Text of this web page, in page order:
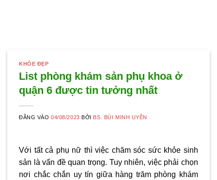
KHỎE ĐẸP
List phòng khám sản phụ khoa ở
quận 6 được tin tưởng nhất
ĐĂNG VÀO04/08/2023 BỞI BS. BÙI MINH UYÊN
Với tất cả phụ nữ thì việc chăm sóc sức khỏe sinh
sản là vấn đề quan trọng. Tuy nhiên, việc phải chọn
nơi chắc chắn uy tín giữa hàng trăm phòng khám